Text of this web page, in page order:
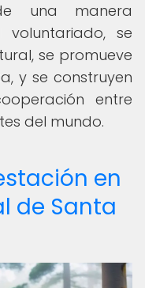
una manera
se
se promueve
y se construyen
entre
del mundo.
en
de Santa